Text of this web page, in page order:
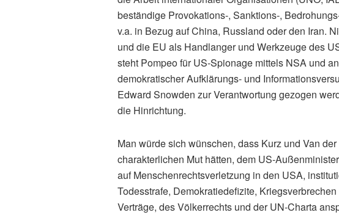
beständige Provokations‑, Sanktions‑,
v.a. in Bezug auf China, Russland oder den Iran.
und die EU als Handlanger und Werkzeuge des
steht Pompeo für US-Spionage mittels NSA und
demokratischer Aufklärungs- und
Edward Snowden zur Verantwortung gezogen
die Hinrichtung.
Man würde sich wünschen, dass Kurz und Van
charakterlichen Mut hätten, dem US-
auf Menschenrechtsverletzung in den USA,
Todesstrafe, Demokratiedefizite,
Verträge, des Völkerrechts und der UN-Charta